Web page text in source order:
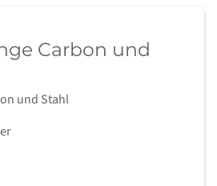
Carbon und
und Stahl